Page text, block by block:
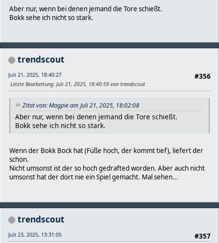
Aber nur, wenn bei denen jemand die Tore schießt.
Bokk sehe ich nicht so stark.
trendscout
#356
Juli 21, 2025, 18:40:27
Letzte Bearbeitung: Juli 21, 2025, 18:40:59 von trendscout
Zitat von: Magpie am Juli 21, 2025, 18:02:08
Aber nur, wenn bei denen jemand die Tore schießt.
Bokk sehe ich nicht so stark.
Wenn der Bokk Bock hat (Füße hoch, der kommt tief), liefert der
schon.
Nicht umsonst ist der so hoch gedrafted worden. Aber auch nicht
umsonst hat der dort nie ein Spiel gemacht. Mal sehen...
trendscout
#357
Juli 23, 2025, 13:31:05